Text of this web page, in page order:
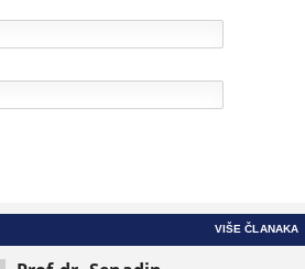
VIŠE ČLANAKA